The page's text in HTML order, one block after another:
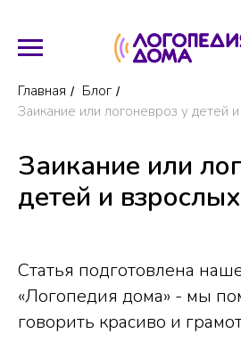
Главная / Блог /
Заикание или логоневроз у детей
Заикание или
детей и взрослых
Статья подготовлена
«Логопедия дома» - мы
говорить красиво и